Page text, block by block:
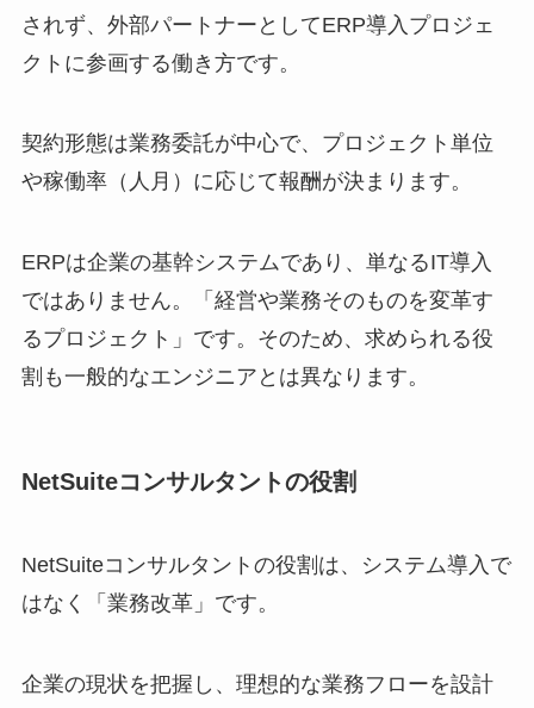
されず、外部パートナーとしてERP導入プロジェ
クトに参画する働き方です。
契約形態は業務委託が中心で、プロジェクト単位
や稼働率（人月）に応じて報酬が決まります。
ERPは企業の基幹システムであり、単なるIT導入
ではありません。「経営や業務そのものを変革す
るプロジェクト」です。そのため、求められる役
割も一般的なエンジニアとは異なります。
NetSuiteコンサルタントの役割
NetSuiteコンサルタントの役割は、システム導入で
はなく「業務改革」です。
企業の現状を把握し、理想的な業務フローを設計